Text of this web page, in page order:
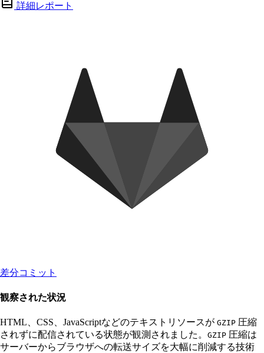
詳細レポート
差分コミット
観察された状況
HTML、CSS、JavaScriptなどのテキストリソースが GZIP 圧縮
されずに配信されている状態が観測されました。 GZIP 圧縮は
サーバーからブラウザへの転送サイズを大幅に削減する技術